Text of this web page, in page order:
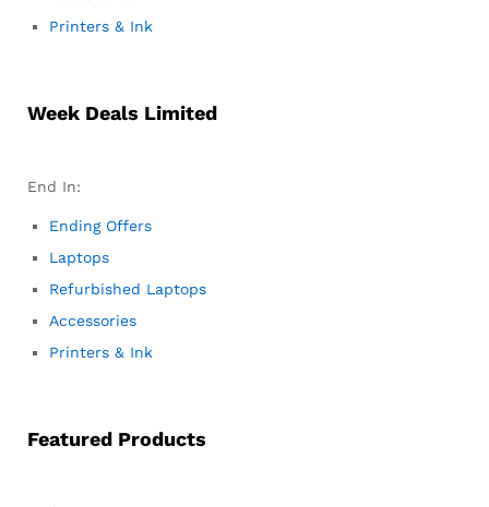
Printers & Ink
Week Deals Limited
End In:
Ending Offers
Laptops
Refurbished Laptops
Accessories
Printers & Ink
Featured Products